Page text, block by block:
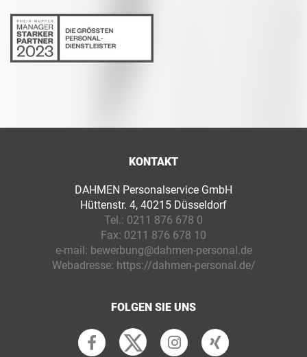
KONTAKT
DAHMEN Personalservice GmbH
Hüttenstr. 4, 40215 Düsseldorf
Tel.: 0211 876 678 0
Fax: 0211 876 678 10
e-mail: bewerbung@dahmen-personal.de
Webadresse: https://dahmen-personal.de/
FOLGEN SIE UNS